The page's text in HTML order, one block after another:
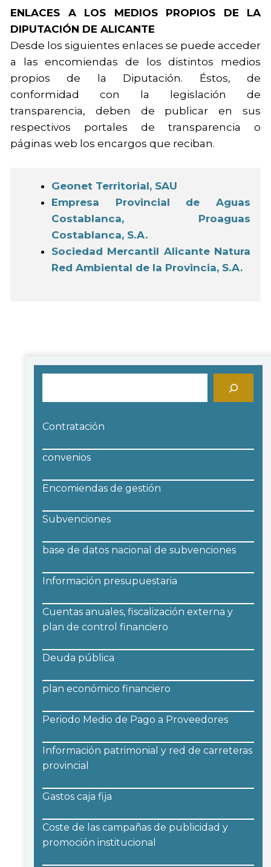
ENLACES A LOS MEDIOS PROPIOS DE LA
DIPUTACIÓN DE ALICANTE
Desde los siguientes enlaces se puede acceder
a las encomiendas de los distintos medios
propios de la Diputación. Éstos, de
conformidad con la legislación de
transparencia, deben de publicar en sus
respectivos portales de transparencia o
páginas web los encargos que reciban.
Geonet Territorial, SAU
Empresa Provincial de Aguas
Costablanca, Proaguas
Costablanca, S.A.
Sociedad Mercantil Alicante Natura
Red Ambiental de la Provincia, S.A.
Contratación
convenios
Encomiendas de gestión
Subvenciones
base de datos nacional de subvenciones
Información presupuestaria
Cuentas anuales, fiscalización externa y
plan de control financiero
Deuda pública
plan económico financiero
Periodo Medio de Pago a Proveedores
Información patrimonial y red de carreteras
provincial
Gastos caja fija
Coste de las campañas de publicidad y
promoción institucional